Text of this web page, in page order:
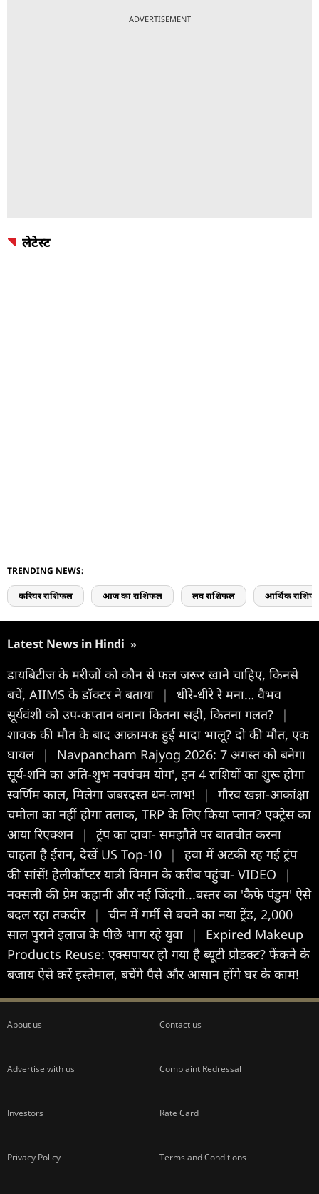
ADVERTISEMENT
लेटेस्ट
TRENDING NEWS:
करियर राशिफल आज का राशिफल लव राशिफल आर्थिक
Latest News in Hindi »
डायबिटीज के मरीजों को कौन से फल जरूर खाने चाहिए, किनसे
बचें, AIIMS के डॉक्टर ने बताया
|
धीरे-धीरे रे मना… वैभव
सूर्यवंशी को उप-कप्तान बनाना कितना सही, कितना गलत?
|
शावक की मौत के बाद आक्रामक हुई मादा भालू? दो की मौत, एक
घायल |
Navpancham Rajyog 2026: 7 अगस्त को बनेगा
सूर्य-शनि का अति-शुभ नवपंचम योग', इन 4 राशियों का शुरू होगा
स्वर्णिम काल, मिलेगा जबरदस्त धन-लाभ!
|
गौरव खन्ना-आकांक्षा
चमोला का नहीं होगा तलाक, TRP के लिए किया प्लान? एक्ट्रेस का
आया रिएक्शन |
ट्रंप का दावा- समझौते पर बातचीत करना
चाहता है ईरान, देखें US Top-10
|
हवा में अटकी रह गई ट्रंप
की सांसें! हेलीकॉप्टर यात्री विमान के करीब पहुंचा- VIDEO
|
नक्सली की प्रेम कहानी और नई जिंदगी...बस्तर का 'कैफे पंडुम' ऐसे
बदल रहा तकदीर |
चीन में गर्मी से बचने का नया ट्रेंड, 2,000
साल पुराने इलाज के पीछे भाग रहे युवा
|
Expired Makeup
Products Reuse: एक्सपायर हो गया है ब्यूटी प्रोडक्ट? फेंकने के
बजाय ऐसे करें इस्तेमाल, बचेंगे पैसे और आसान होंगे घर के काम!
About us Contact us
Advertise with us Complaint Redressal
Investors Rate Card
Privacy Policy Terms and Conditions